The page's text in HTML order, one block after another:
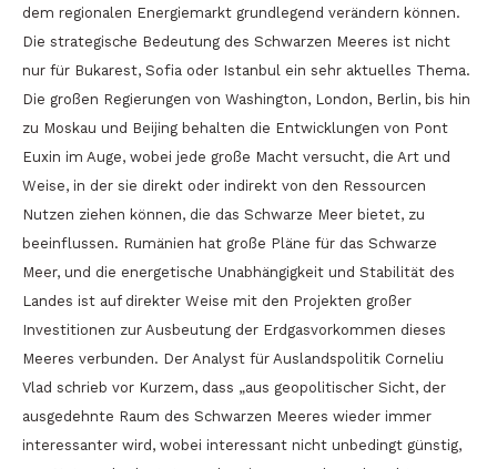
dem regionalen Energiemarkt grundlegend verändern können.
Die strategische Bedeutung des Schwarzen Meeres ist nicht
nur für Bukarest, Sofia oder Istanbul ein sehr aktuelles Thema.
Die großen Regierungen von Washington, London, Berlin, bis hin
zu Moskau und Beijing behalten die Entwicklungen von Pont
Euxin im Auge, wobei jede große Macht versucht, die Art und
Weise, in der sie direkt oder indirekt von den Ressourcen
Nutzen ziehen können, die das Schwarze Meer bietet, zu
beeinflussen. Rumänien hat große Pläne für das Schwarze
Meer, und die energetische Unabhängigkeit und Stabilität des
Landes ist auf direkter Weise mit den Projekten großer
Investitionen zur Ausbeutung der Erdgasvorkommen dieses
Meeres verbunden. Der Analyst für Auslandspolitik Corneliu
Vlad schrieb vor Kurzem, dass „aus geopolitischer Sicht, der
ausgedehnte Raum des Schwarzen Meeres wieder immer
interessanter wird, wobei interessant nicht unbedingt günstig,